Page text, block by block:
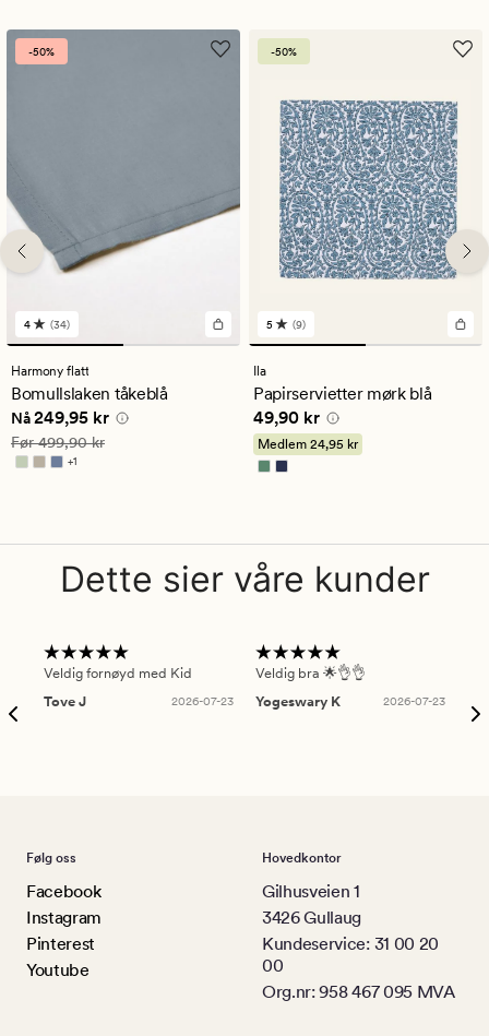
-50%
34
anmeldelser
med
en
gjennomsnittlig
vurdering
på
4
4 (34)
Harmony flatt
Bomullslaken tåkeblå
Nåværende pris
Nå249,95 kr
Vanlig pris 499,90 kr
Før499,90 kr
+1
Tilgjengelig i flere farger
-50%
9
anmeldelser
med
en
gjennomsnittlig
vurdering
på
5
5 (9)
Ila
Papirservietter mørk blå
Pris 49,90 kr
49,90 kr
Medlem 24,95 kr
Dette sier våre kunder
Veldig fornøyd med Kid
Tove J
2026-07-23
Veldig bra 🌟👌👌
Yogeswary K
2026-07-23
Følg oss
Facebook
Instagram
Pinterest
Youtube
Hovedkontor
Gilhusveien 1
3426 Gullaug
Kundeservice: 31 00 20
00
Org.nr: 958 467 095 MVA